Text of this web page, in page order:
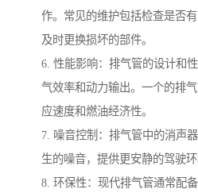
作。常见的维护包括检查是否
及时更换损坏的部件。
6. 性能影响：排气管的设计和
气效率和动力输出。一个的排
应速度和燃油经济性。
7. 噪音控制：排气管中的消声
生的噪音，提供更安静的驾驶环
8. 环保性：现代排气管通常配